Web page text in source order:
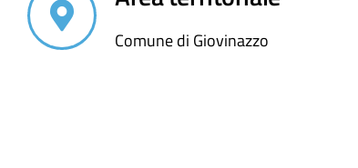
Comune di Giovinazzo